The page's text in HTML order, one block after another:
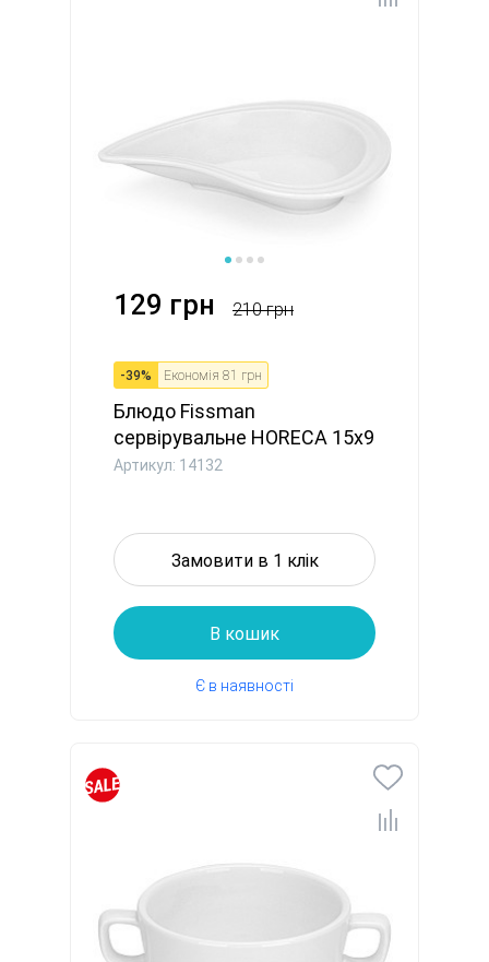
129 грн 210 грн
-39% Економія 81 грн
Блюдо Fissman
сервірувальне HORECA 15x9
см порцеля...
Артикул: 14132
Замовити в 1 клік
В кошик
Є в наявності